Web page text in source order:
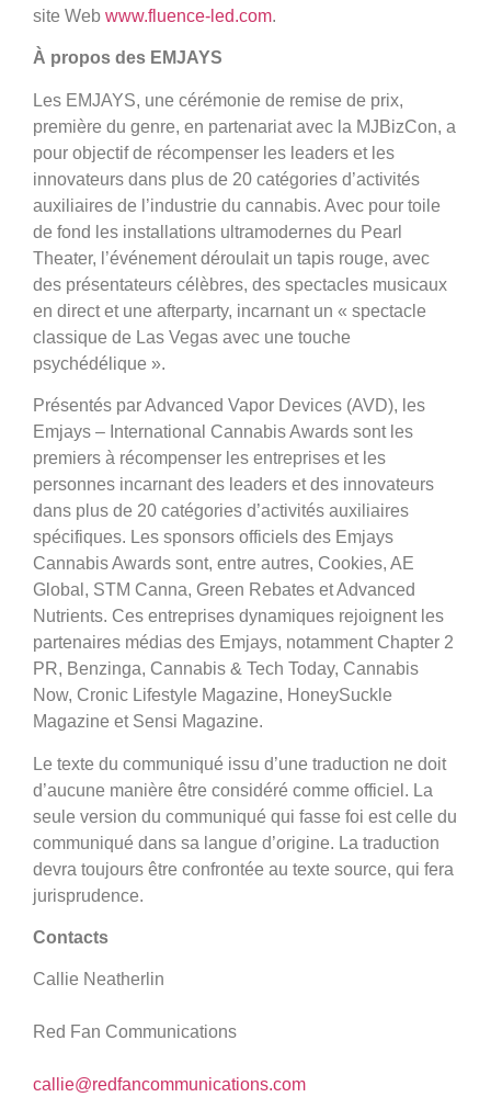
site Web www.fluence-led.com.
À propos des EMJAYS
Les EMJAYS, une cérémonie de remise de prix,
première du genre, en partenariat avec la MJBizCon, a
pour objectif de récompenser les leaders et les
innovateurs dans plus de 20 catégories d’activités
auxiliaires de l’industrie du cannabis. Avec pour toile
de fond les installations ultramodernes du Pearl
Theater, l’événement déroulait un tapis rouge, avec
des présentateurs célèbres, des spectacles musicaux
en direct et une afterparty, incarnant un « spectacle
classique de Las Vegas avec une touche
psychédélique ».
Présentés par Advanced Vapor Devices (AVD), les
Emjays – International Cannabis Awards sont les
premiers à récompenser les entreprises et les
personnes incarnant des leaders et des innovateurs
dans plus de 20 catégories d’activités auxiliaires
spécifiques. Les sponsors officiels des Emjays
Cannabis Awards sont, entre autres, Cookies, AE
Global, STM Canna, Green Rebates et Advanced
Nutrients. Ces entreprises dynamiques rejoignent les
partenaires médias des Emjays, notamment Chapter 2
PR, Benzinga, Cannabis & Tech Today, Cannabis
Now, Cronic Lifestyle Magazine, HoneySuckle
Magazine et Sensi Magazine.
Le texte du communiqué issu d’une traduction ne doit
d’aucune manière être considéré comme officiel. La
seule version du communiqué qui fasse foi est celle du
communiqué dans sa langue d’origine. La traduction
devra toujours être confrontée au texte source, qui fera
jurisprudence.
Contacts
Callie Neatherlin
Red Fan Communications
callie@redfancommunications.com